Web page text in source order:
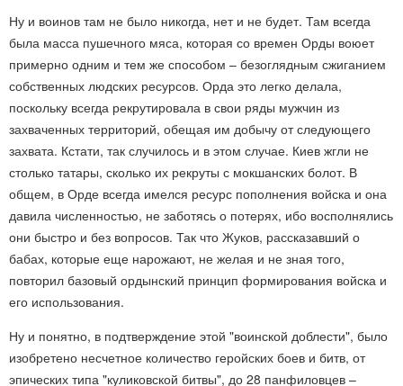
Ну и воинов там не было никогда, нет и не будет. Там всегда
была масса пушечного мяса, которая со времен Орды воюет
примерно одним и тем же способом – безоглядным сжиганием
собственных людских ресурсов. Орда это легко делала,
поскольку всегда рекрутировала в свои ряды мужчин из
захваченных территорий, обещая им добычу от следующего
захвата. Кстати, так случилось и в этом случае. Киев жгли не
столько татары, сколько их рекруты с мокшанских болот. В
общем, в Орде всегда имелся ресурс пополнения войска и она
давила численностью, не заботясь о потерях, ибо восполнялись
они быстро и без вопросов. Так что Жуков, рассказавший о
бабах, которые еще нарожают, не желая и не зная того,
повторил базовый ордынский принцип формирования войска и
его использования.
Ну и понятно, в подтверждение этой "воинской доблести", было
изобретено несчетное количество геройских боев и битв, от
эпических типа "куликовской битвы", до 28 панфиловцев –